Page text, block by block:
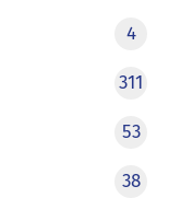
4
311
53
38